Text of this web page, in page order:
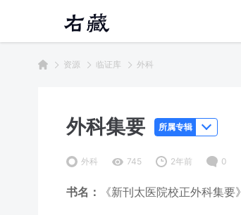
资源 临证库 外科
外科集要 所属专辑
外科 745 2年前 0
书名： 《新刊太医院校正外科集要》